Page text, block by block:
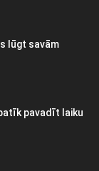
lūgt savām
pavadīt laiku